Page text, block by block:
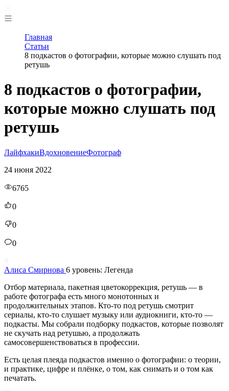
Главная
Статьи
8 подкастов о фотографии, которые можно слушать под
ретушь
8 подкастов о фотографии,
которые можно слушать под
ретушь
ЛайфхакиВдохновениеФотограф
24 июня 2022
6765
0
0
0
Алиса Смирнова 6 уровень: Легенда
Отбор материала, пакетная цветокоррекция, ретушь — в
работе фотографа есть много монотонных и
продолжительных этапов. Кто-то под ретушь смотрит
сериалы, кто-то слушает музыку или аудиокниги, кто-то —
подкасты. Мы собрали подборку подкастов, которые позволят
не скучать над ретушью, а продолжать
самосовершенствоваться в профессии.
Есть целая плеяда подкастов именно о фотографии: о теории,
и практике, цифре и плёнке, о том, как снимать и о том как
печатать.